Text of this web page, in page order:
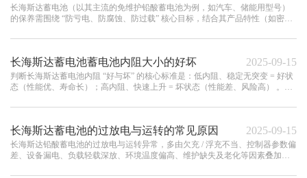
长海斯达蓄电池（以其主流的免维护铅酸蓄电池为例，如汽车、储能用型号）
的保养需围绕 “防亏电、防腐蚀、防过载” 核心目标，结合其产品特性（如密封
长海斯达蓄电池蓄电池内阻大小的好坏 2025-09-15
判断长海斯达蓄电池内阻 “好与坏” 的核心标准是：低内阻、稳定无突变 = 好状
态（性能优、寿命长）；高内阻、快速上升 = 坏状态（性能差、风险高） 。日
长海斯达蓄电池的过放电与运转的常见原因 2025-09-15
长海斯达铅酸蓄电池的过放电与运转异常，多由欠充 / 浮充不当、控制器参数偏
差、设备漏电、负载轻载深放、环境温度偏高、维护缺失及老化等因素叠加所